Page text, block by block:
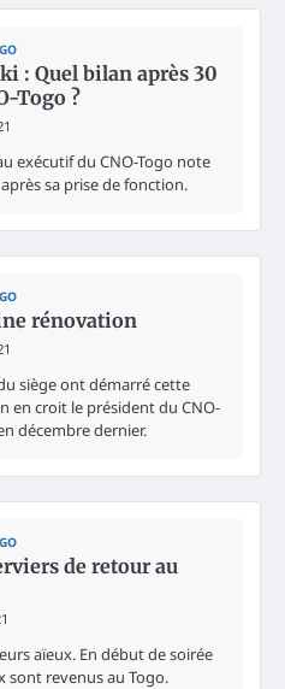
: Quel bilan après 30
Togo ?
exécutif du CNO-Togo note
sa prise de fonction.
rénovation
siège ont démarré cette
en croit le président du CNO-
décembre dernier.
de retour au
aïeux. En début de soirée
sont revenus au Togo.